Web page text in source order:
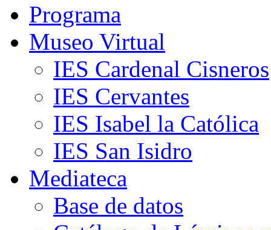
Programa
Museo Virtual
IES Cardenal Cisneros
IES Cervantes
IES Isabel la Católica
IES San Isidro
Mediateca
Base de datos